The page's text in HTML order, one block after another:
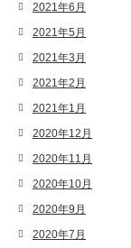
2021年6月
2021年5月
2021年3月
2021年2月
2021年1月
2020年12月
2020年11月
2020年10月
2020年9月
2020年7月